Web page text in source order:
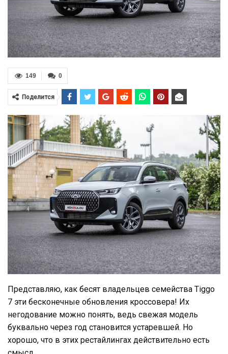
0
149
Поделится
Представляю, как бесят владельцев семейства Tiggo
7 эти бесконечные обновления кроссовера! Их
негодование можно понять, ведь свежая модель
буквально через год становится устаревшей. Но
хорошо, что в этих рестайлингах действительно есть